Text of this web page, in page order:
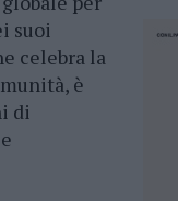
suoi
celebra la
è
di